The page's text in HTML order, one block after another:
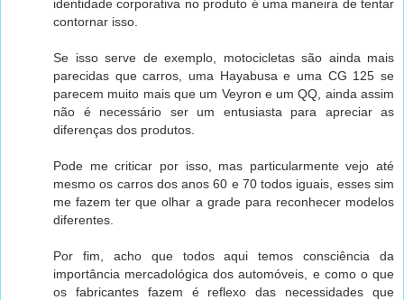
identidade corporativa no produto é uma maneira de tentar
contornar isso.
Se isso serve de exemplo, motocicletas são ainda mais
parecidas que carros, uma Hayabusa e uma CG 125 se
parecem muito mais que um Veyron e um QQ, ainda assim
não é necessário ser um entusiasta para apreciar as
diferenças dos produtos.
Pode me criticar por isso, mas particularmente vejo até
mesmo os carros dos anos 60 e 70 todos iguais, esses sim
me fazem ter que olhar a grade para reconhecer modelos
diferentes.
Por fim, acho que todos aqui temos consciência da
importância mercadológica dos automóveis, e como o que
os fabricantes fazem é reflexo das necessidades que